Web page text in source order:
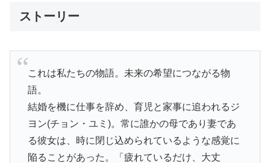
ストーリー
これは私たちの物語。未来の希望につながる物
語。
結婚を機に仕事を辞め、育児と家事に追われるジ
ヨン(チョン・ユミ)。常に誰かの母であり妻であ
る彼女は、時に閉じ込められているような感覚に
陥ることがあった。「疲れているだけ、大丈